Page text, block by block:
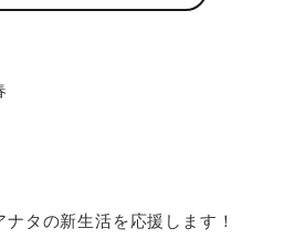
タの新生活を応援します！